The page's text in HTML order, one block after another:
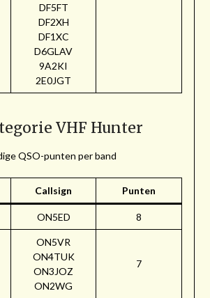
DF5FT
DF2XH
DF1XC
D6GLAV
9A2KI
2E0JGT
VHF Hunter
QSO-punten per band
Callsign Punten
ON5ED 8
ON5VR
ON4TUK
ON3JOZ
ON2WG
7